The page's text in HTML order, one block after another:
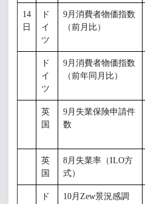
14
日
ド
イ
ツ
9月消費者物価指数
（前月比）
ド
イ
ツ
9月消費者物価指数
（前年同月比）
英
国
9月失業保険申請件
数
英
国
8月失業率（ILO方
式）
ド
10月Zew景況感調